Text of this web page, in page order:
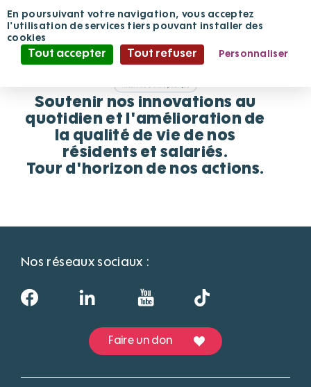
Votre générosité IFI
pour...
Soutenir nos innovations au
quotidien et l'amélioration de
la qualité de vie de nos
résidents et salariés.
Tour d'horizon de nos actions.
Nos réseaux sociaux :
Faire un don
En poursuivant votre navigation, vous acceptez
l'utilisation de services tiers pouvant installer des
cookies
Tout accepter Tout refuser
Personnaliser